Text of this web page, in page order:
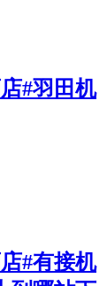
#羽田机
#有接机